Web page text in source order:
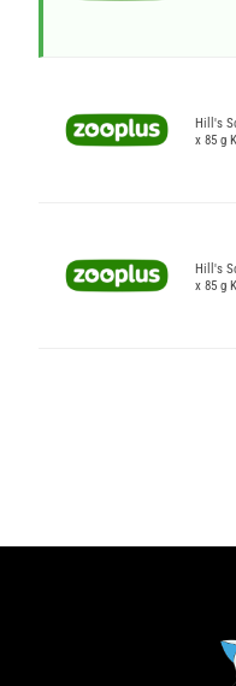
Hill's
x 85 g
Hill's
x 85 g